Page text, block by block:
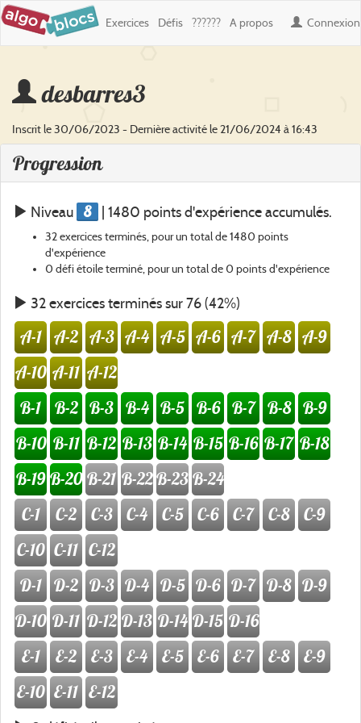
Connexion
Exercices Défis ?????? A propos
desbarres3
Inscrit le 30/06/2023 - Dernière activité le 21/06/2024 à 16:43
Progression
Niveau 8 | 1480 points d'expérience accumulés.
32 exercices terminés, pour un total de 1480 points
d'expérience
0 défi étoile terminé, pour un total de 0 points d'expérience
32 exercices terminés sur 76 (42%)
A-1 A-2 A-3 A-4 A-5 A-6 A-7 A-8 A-9
A-10 A-11 A-12
B-1
B-2 B-3 B-4 B-5 B-6 B-7 B-8 B-9
B-10 B-11 B-12 B-13 B-14 B-15 B-16 B-17 B-18
B-19 B-20 B-21 B-22B-23B-24
C-1
C-2 C-3 C-4 C-5 C-6 C-7 C-8
C-9
C-10 C-11 C-12
D-1 D-2 D-3 D-4 D-5 D-6 D-7 D-8 D-9
D-10 D-11 D-12 D-13 D-14 D-15 D-16
E-1
E-2 E-3 E-4 E-5 E-6 E-7 E-8
E-9
E-10 E-11 E-12